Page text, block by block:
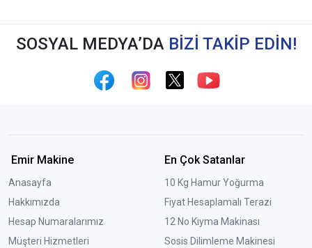
SOSYAL MEDYA’DA BİZİ TAKİP EDİN!
Emir Makine
Anasayfa
Hakkımızda
Hesap Numaralarımız
Müşteri Hizmetleri
En Çok Satanlar
10 Kg Hamur Yoğurma
Fiyat Hesaplamalı Terazi
12 No Kıyma Makinası
Sosis Dilimleme Makinesi